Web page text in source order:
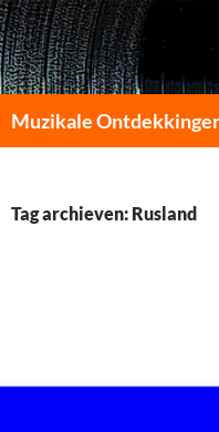
Muzikale
INHOUD
Tag archieven: Rusland